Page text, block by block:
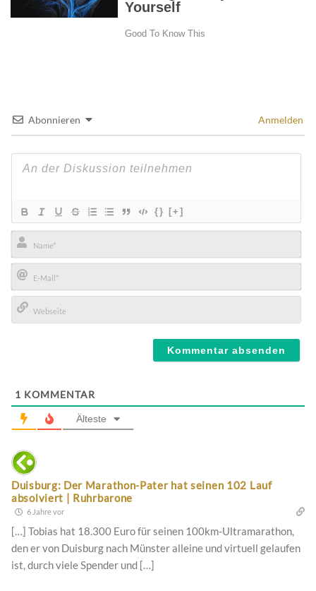
Abonnieren Anmelden
{} [+]
Name*
E-
Mail*
1 KOMMENTAR
Älteste
Duisburg: Der Marathon-Pater hat seinen 102 Lauf
absolviert | Ruhrbarone
6 Jahre vor
[…] Tobias hat 18.300 Euro für seinen 100km-Ultramarathon,
den er von Duisburg nach Münster alleine und virtuell gelaufen
ist, durch viele Spender und […]